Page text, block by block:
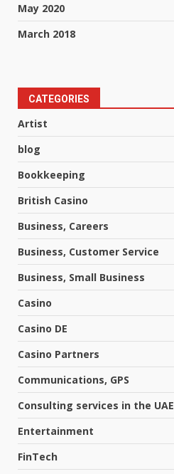
May 2020
March 2018
CATEGORIES
Artist
blog
Bookkeeping
British Casino
Business, Careers
Business, Customer Service
Business, Small Business
Casino
Casino DE
Casino Partners
Communications, GPS
Consulting services in the UAE
Entertainment
FinTech